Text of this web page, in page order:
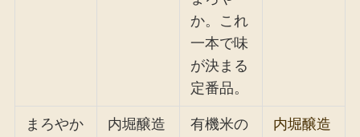
か。これ
一本で味
が決まる
定番品。
まろやか
内堀醸造
有機米の
内堀醸造